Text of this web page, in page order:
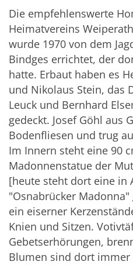
Die empfehlenswerte
Heimatvereins Weiperath
wurde 1970 von dem
Bindges errichtet, der
hatte. Erbaut haben es
und Nikolaus Stein, das
Leuck und Bernhard
gedeckt. Josef Göhl aus
Bodenfliesen und trug
Im Innern steht eine 90
Madonnenstatue der
[heute steht dort eine in
"Osnabrücker
ein eiserner
Knien und Sitzen.
Gebetserhörungen,
Blumen sind dort immer